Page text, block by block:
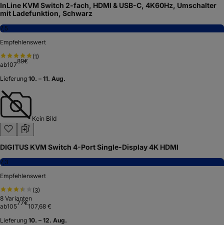
InLine KVM Switch 2-fach, HDMI & USB-C, 4K60Hz, Umschalter
mit Ladefunktion, Schwarz
7,5
Empfehlenswert
(1)
ab10789€
Lieferung 10. – 11. Aug.
Kein Bild
DIGITUS KVM Switch 4-Port Single-Display 4K HDMI
7,3
Empfehlenswert
(3)
8 Varianten
ab10577€107,68 €
Lieferung 10. – 12. Aug.